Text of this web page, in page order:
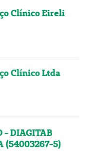
Clínico Eireli
Clínico Ltda
- DIAGITAB
(54003267-5)